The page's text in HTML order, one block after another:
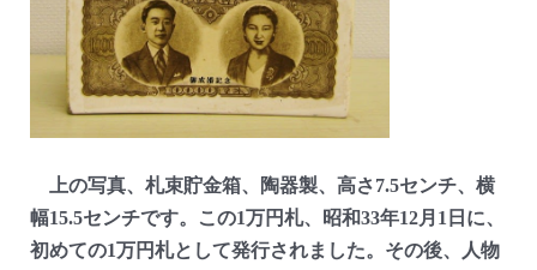
上の写真、札束貯金箱、陶器製、高さ7.5センチ、横
幅15.5センチです。この1万円札、昭和33年12月1日に、
初めての1万円札として発行されました。その後、人物